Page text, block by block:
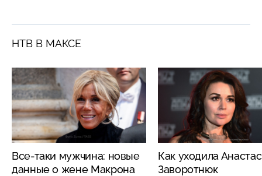
НТВ В МАКСЕ
Все-таки мужчина: новые
данные о жене Макрона
Как уходила
Заворотнюк